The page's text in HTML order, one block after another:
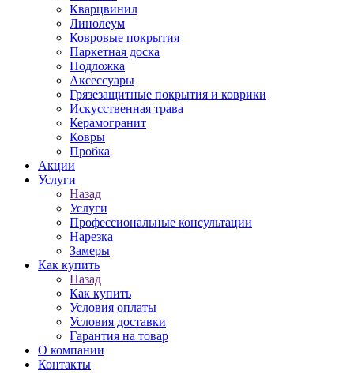
Кварцвинил
Линолеум
Ковровые покрытия
Паркетная доска
Подложка
Аксессуары
Грязезащитные покрытия и коврики
Искусственная трава
Керамогранит
Ковры
Пробка
Акции
Услуги
Назад
Услуги
Профессиональные консультации
Нарезка
Замеры
Как купить
Назад
Как купить
Условия оплаты
Условия доставки
Гарантия на товар
О компании
Контакты